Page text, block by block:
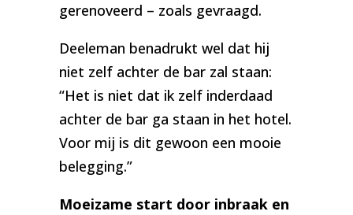
gerenoveerd – zoals gevraagd.
Deeleman benadrukt wel dat hij
niet zelf achter de bar zal staan:
“Het is niet dat ik zelf inderdaad
achter de bar ga staan in het hotel.
Voor mij is dit gewoon een mooie
belegging.”
Moeizame start door inbraak en